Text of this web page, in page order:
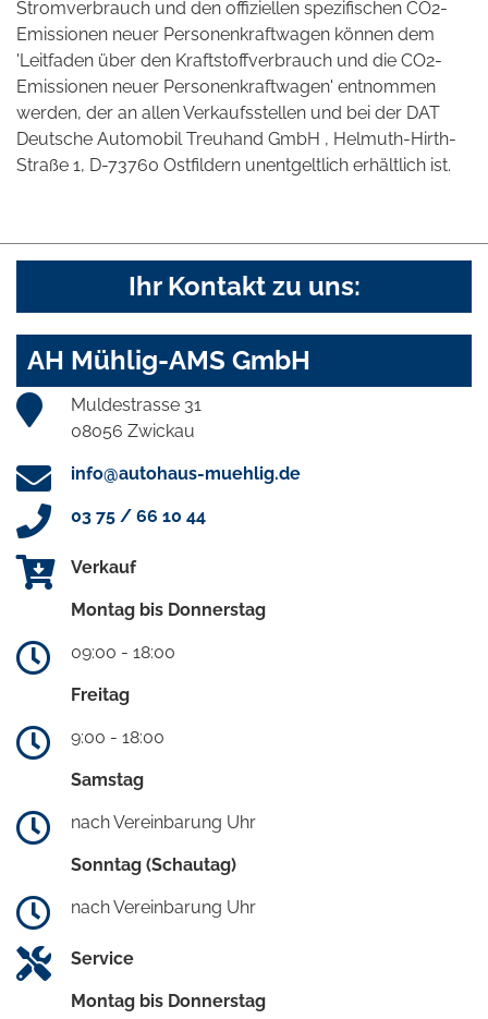
Stromverbrauch und den offiziellen spezifischen CO2-
Emissionen neuer Personenkraftwagen können dem
'Leitfaden über den Kraftstoffverbrauch und die CO2-
Emissionen neuer Personenkraftwagen' entnommen
werden, der an allen Verkaufsstellen und bei der DAT
Deutsche Automobil Treuhand GmbH , Helmuth-Hirth-
Straße 1, D-73760 Ostfildern unentgeltlich erhältlich ist.
Ihr Kontakt zu uns:
AH Mühlig-AMS GmbH
Muldestrasse 31
08056 Zwickau
info@autohaus-muehlig.de
03 75 / 66 10 44
Verkauf
Montag bis Donnerstag
09:00 - 18:00
Freitag
9:00 - 18:00
Samstag
nach Vereinbarung Uhr
Sonntag (Schautag)
nach Vereinbarung Uhr
Service
Montag bis Donnerstag